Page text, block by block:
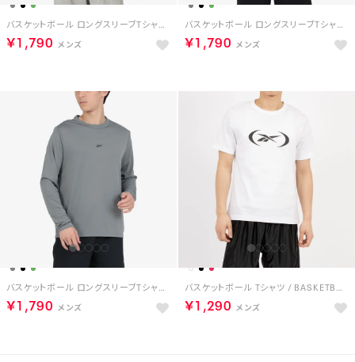
バスケットボール ロングスリーブTシャツ / BASKETBALL ESSENTIALS LS SHOOTING SHIRT （ブラック）
￥1,790
バスケットボール ロングスリーブTシャツ / BASKETBALL ESSENTIALS LS SHOOTING SHIRT （グリーン）
￥1,790
バスケットボール ロングスリーブTシャツ / BASKETBALL ESSENTIALS LS SHOOTING SHIRT （グレー）
￥1,790
バスケットボール Tシャツ / BASKETBALL T-SHIRT （ホワイト）
￥1,290